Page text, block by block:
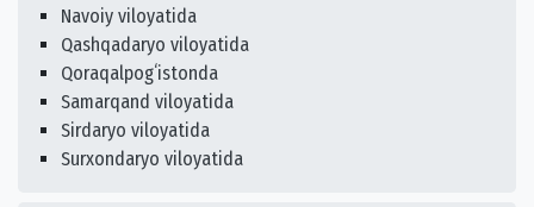
Navoiy viloyatida
Qashqadaryo viloyatida
Qoraqalpogʻistonda
Samarqand viloyatida
Sirdaryo viloyatida
Surxondaryo viloyatida